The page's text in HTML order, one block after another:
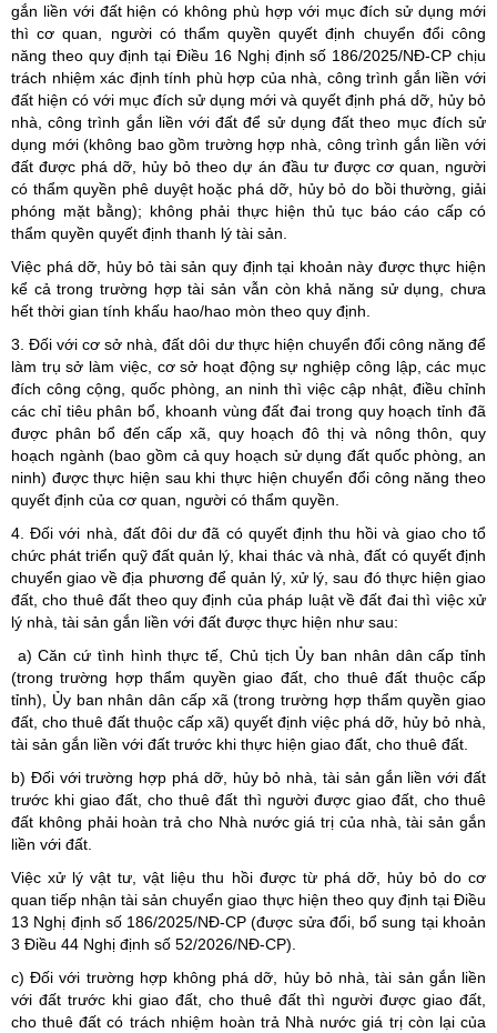
gắn liền với đất hiện có không phù hợp với mục đích sử dụng mới
thì cơ quan, người có thẩm quyền quyết định chuyển đổi công
năng theo quy định tại Điều 16 Nghị định số 186/2025/NĐ-CP chịu
trách nhiệm xác định tính phù hợp của nhà, công trình gắn liền với
đất hiện có với mục đích sử dụng mới và quyết định phá dỡ, hủy bỏ
nhà, công trình gắn liền với đất để sử dụng đất theo mục đích sử
dụng mới (không bao gồm trường hợp nhà, công trình gắn liền với
đất được phá dỡ, hủy bỏ theo dự án đầu tư được cơ quan, người
có thẩm quyền phê duyệt hoặc phá dỡ, hủy bỏ do bồi thường, giải
phóng mặt bằng); không phải thực hiện thủ tục báo cáo cấp có
thẩm quyền quyết định thanh lý tài sản.
Việc phá dỡ, hủy bỏ tài sản quy định tại khoản này được thực hiện
kể cả trong trường hợp tài sản vẫn còn khả năng sử dụng, chưa
hết thời gian tính khấu hao/hao mòn theo quy định.
3. Đối với cơ sở nhà, đất dôi dư thực hiện chuyển đổi công năng để
làm trụ sở làm việc, cơ sở hoạt động sự nghiệp công lập, các mục
đích công cộng, quốc phòng, an ninh thì việc cập nhật, điều chỉnh
các chỉ tiêu phân bổ, khoanh vùng đất đai trong quy hoạch tỉnh đã
được phân bổ đến cấp xã, quy hoạch đô thị và nông thôn, quy
hoạch ngành (bao gồm cả quy hoạch sử dụng đất quốc phòng, an
ninh) được thực hiện sau khi thực hiện chuyển đổi công năng theo
quyết định của cơ quan, người có thẩm quyền.
4. Đối với nhà, đất đôi dư đã có quyết định thu hồi và giao cho tổ
chức phát triển quỹ đất quản lý, khai thác và nhà, đất có quyết định
chuyển giao về địa phương để quản lý, xử lý, sau đó thực hiện giao
đất, cho thuê đất theo quy định của pháp luật về đất đai thì việc xử
lý nhà, tài sản gắn liền với đất được thực hiện như sau:
a) Căn cứ tình hình thực tế, Chủ tịch Ủy ban nhân dân cấp tỉnh
(trong trường hợp thẩm quyền giao đất, cho thuê đất thuộc cấp
tỉnh), Ủy ban nhân dân cấp xã (trong trường hợp thẩm quyền giao
đất, cho thuê đất thuộc cấp xã) quyết định việc phá dỡ, hủy bỏ nhà,
tài sản gắn liền với đất trước khi thực hiện giao đất, cho thuê đất.
b) Đối với trường hợp phá dỡ, hủy bỏ nhà, tài sản gắn liền với đất
trước khi giao đất, cho thuê đất thì người được giao đất, cho thuê
đất không phải hoàn trả cho Nhà nước giá trị của nhà, tài sản gắn
liền với đất.
Việc xử lý vật tư, vật liệu thu hồi được từ phá dỡ, hủy bỏ do cơ
quan tiếp nhận tài sản chuyển giao thực hiện theo quy định tại Điều
13 Nghị định số 186/2025/NĐ-CP (được sửa đổi, bổ sung tại khoản
3 Điều 44 Nghị định số 52/2026/NĐ-CP).
c) Đối với trường hợp không phá dỡ, hủy bỏ nhà, tài sản gắn liền
với đất trước khi giao đất, cho thuê đất thì người được giao đất,
cho thuê đất có trách nhiệm hoàn trả Nhà nước giá trị còn lại của